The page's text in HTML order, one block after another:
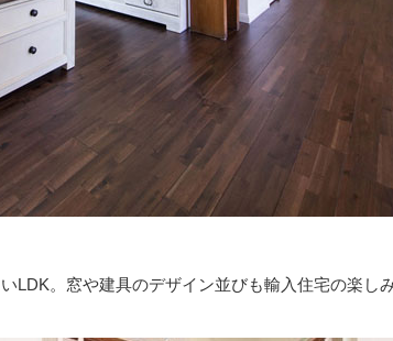
LDK。窓や建具のデザイン並びも輸入住宅の楽し